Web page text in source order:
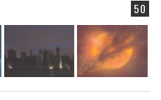
50